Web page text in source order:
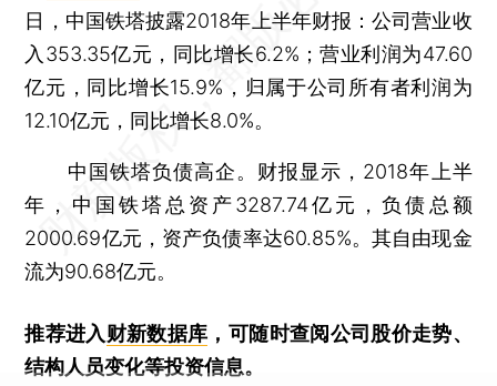
日，中国铁塔披露2018年上半年财报：公司营业收
入353.35亿元，同比增长6.2%；营业利润为47.60
亿元，同比增长15.9%，归属于公司所有者利润为
12.10亿元，同比增长8.0%。
中国铁塔负债高企。财报显示，2018年上半
年，中国铁塔总资产3287.74亿元，负债总额
2000.69亿元，资产负债率达60.85%。其自由现金
流为90.68亿元。
推荐进入财新数据库 ，可随时查阅公司股价走势、
结构人员变化等投资信息。